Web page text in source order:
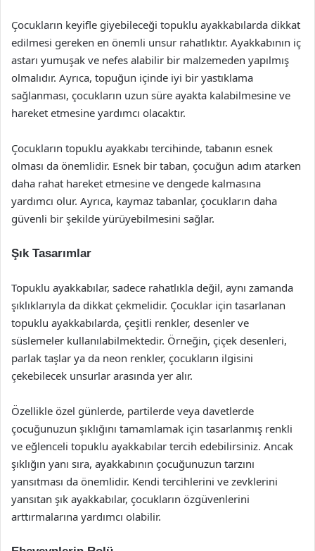
Çocukların keyifle giyebileceği topuklu ayakkabılarda dikkat
edilmesi gereken en önemli unsur rahatlıktır. Ayakkabının iç
astarı yumuşak ve nefes alabilir bir malzemeden yapılmış
olmalıdır. Ayrıca, topuğun içinde iyi bir yastıklama
sağlanması, çocukların uzun süre ayakta kalabilmesine ve
hareket etmesine yardımcı olacaktır.
Çocukların topuklu ayakkabı tercihinde, tabanın esnek
olması da önemlidir. Esnek bir taban, çocuğun adım atarken
daha rahat hareket etmesine ve dengede kalmasına
yardımcı olur. Ayrıca, kaymaz tabanlar, çocukların daha
güvenli bir şekilde yürüyebilmesini sağlar.
Şık Tasarımlar
Topuklu ayakkabılar, sadece rahatlıkla değil, aynı zamanda
şıklıklarıyla da dikkat çekmelidir. Çocuklar için tasarlanan
topuklu ayakkabılarda, çeşitli renkler, desenler ve
süslemeler kullanılabilmektedir. Örneğin, çiçek desenleri,
parlak taşlar ya da neon renkler, çocukların ilgisini
çekebilecek unsurlar arasında yer alır.
Özellikle özel günlerde, partilerde veya davetlerde
çocuğunuzun şıklığını tamamlamak için tasarlanmış renkli
ve eğlenceli topuklu ayakkabılar tercih edebilirsiniz. Ancak
şıklığın yanı sıra, ayakkabının çocuğunuzun tarzını
yansıtması da önemlidir. Kendi tercihlerini ve zevklerini
yansıtan şık ayakkabılar, çocukların özgüvenlerini
arttırmalarına yardımcı olabilir.